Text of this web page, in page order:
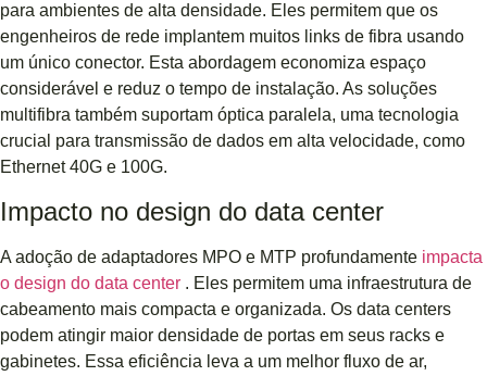
para ambientes de alta densidade. Eles permitem que os
engenheiros de rede implantem muitos links de fibra usando
um único conector. Esta abordagem economiza espaço
considerável e reduz o tempo de instalação. As soluções
multifibra também suportam óptica paralela, uma tecnologia
crucial para transmissão de dados em alta velocidade, como
Ethernet 40G e 100G.
Impacto no design do data center
A adoção de adaptadores MPO e MTP profundamente impacta
o design do data center . Eles permitem uma infraestrutura de
cabeamento mais compacta e organizada. Os data centers
podem atingir maior densidade de portas em seus racks e
gabinetes. Essa eficiência leva a um melhor fluxo de ar,